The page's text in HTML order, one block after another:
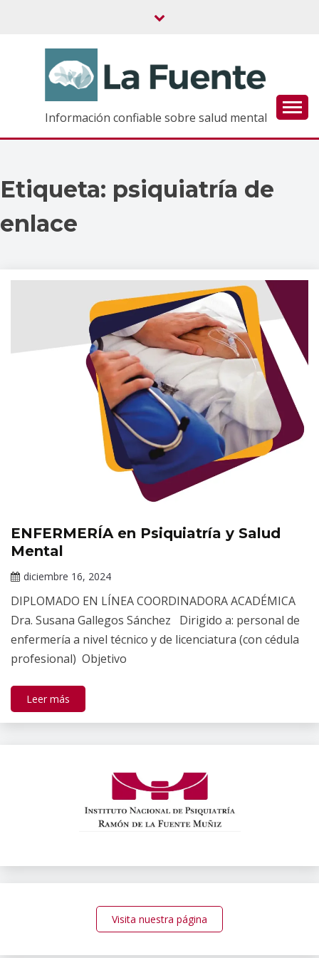
Información confiable sobre salud mental
Etiqueta: psiquiatría de
enlace
Cursos
en
ENFERMERÍA en Psiquiatría y Salud
Mental
diciembre 16, 2024
Gallardo
DIPLOMADO EN LÍNEA COORDINADORA ACADÉMICA
Dra. Susana Gallegos Sánchez Dirigido a: personal de
enfermería a nivel técnico y de licenciatura (con cédula
profesional) Objetivo
Leer más
Visita nuestra página